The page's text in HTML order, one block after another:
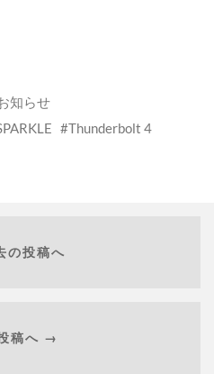
知らせ
Thunderbolt 4
の投稿へ
稿へ →